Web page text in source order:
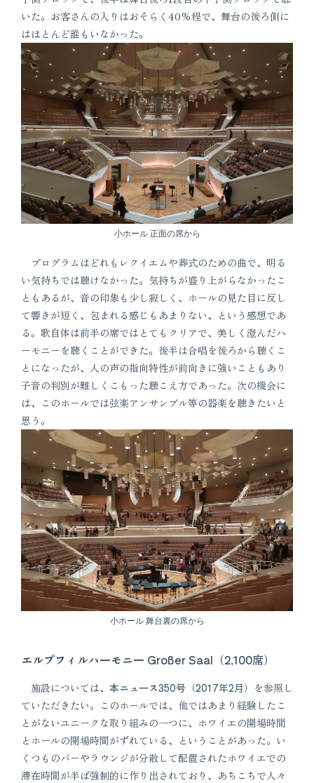
いた。お客さんの入りはおそらく40%程で、舞台の後ろ側に
はほとんど誰もいなかった。
小ホール 正面の席から
プログラムはどれもレクイエムや葬式のための曲で、明る
い気持ちでは聴けなかった。気持ちが盛り上がらなかったこ
ともあるが、音の印象も少し寂しく、ホールの見た目に反し
て響きが短く、包まれる感じもあまりない、という感想であ
る。歌自体は前半の席ではとてもクリアで、美しく澄んだハ
ーモニーを聴くことができた。後半は合唱を後ろから聴くこ
とになったが、人の声の指向特性が前向きに強いこともあり
子音の判別が難しくこもった聴こえ方であった。次の機会に
は、このホールでは弦楽アンサンブル等の器楽を聴きたいと
思う。
小ホール 舞台裏の席から
エルプフィルハーモニー Großer Saal（2,100席）
施設については、 本ニュース350号（2017年2月） を参照し
ていただきたい。このホールでは、他ではあまり経験したこ
とがないユニークな取り組みの一つに、ホワイエの開場時間
とホールの開場時間がずれている、ということがあった。い
くつものバーやラウンジが分散して配置されたホワイエでの
滞在時間が半ば強制的に作り出されており、あちこちで人々